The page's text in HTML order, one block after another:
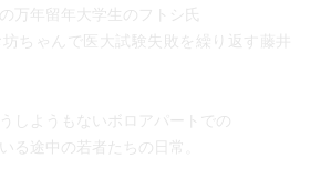
万年留年大学生のフトシ氏
坊ちゃんで医大試験失敗を繰り返す藤井
しようもないボロアパートでの
る途中の若者たちの日常。